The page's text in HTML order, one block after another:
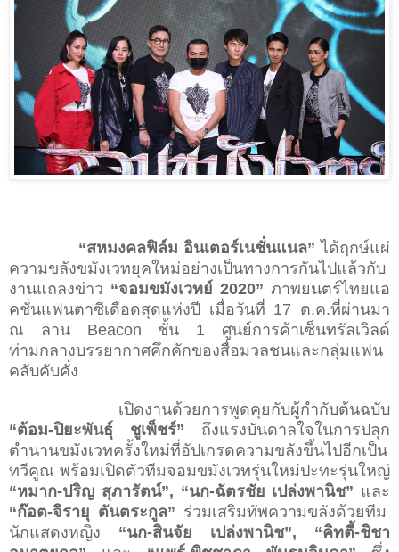
“สหมงคลฟิล์ม อินเตอร์เนชั่นแนล”ได้ฤกษ์แผ่
ความขลังขมังเวทยุคใหม่อย่างเป็นทางการกันไปแล้วกับ
งานแถลงข่าว “จอมขมังเวทย์ 2020” ภาพยนตร์ไทยแอ
คชั่นแฟนตาซีเดือดสุดแห่งปี เมื่อวันที่ 17 ต.ค.ที่ผ่านมา
ณ ลาน Beacon ชั้น 1 ศูนย์การค้าเซ็นทรัลเวิลด์
ท่ามกลางบรรยากาศคึกคักของสื่อมวลชนและกลุ่มแฟน
คลับคับคั่ง
เปิดงานด้วยการพูดคุยกับผู้กำกับต้นฉบับ
“ต้อม-ปิยะพันธุ์ ชูเพ็ชร์” ถึงแรงบันดาลใจในการปลุก
ตำนานขมังเวทครั้งใหม่ที่อัปเกรดความขลังขึ้นไปอีกเป็น
ทวีคูณ พร้อมเปิดตัวทีมจอมขมังเวทรุ่นใหม่ปะทะรุ่นใหญ่
“หมาก-ปริญ สุภารัตน์”, “นก-ฉัตรชัย เปล่งพานิช” และ
“ก๊อต-จิรายุ ตันตระกูล” ร่วมเสริมทัพความขลังด้วยทีม
นักแสดงหญิง “นก-สินจัย เปล่งพานิช”, “คิทตี้-ชิชา